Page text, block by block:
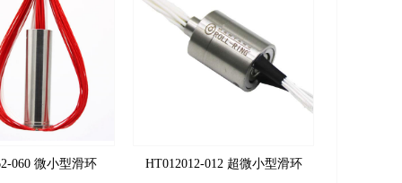
060 微小型滑环 HT012012-012 超微小型滑环